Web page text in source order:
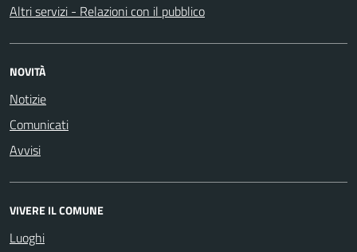
Altri servizi - Relazioni con il pubblico
NOVITÀ
Notizie
Comunicati
Avvisi
VIVERE IL COMUNE
Luoghi